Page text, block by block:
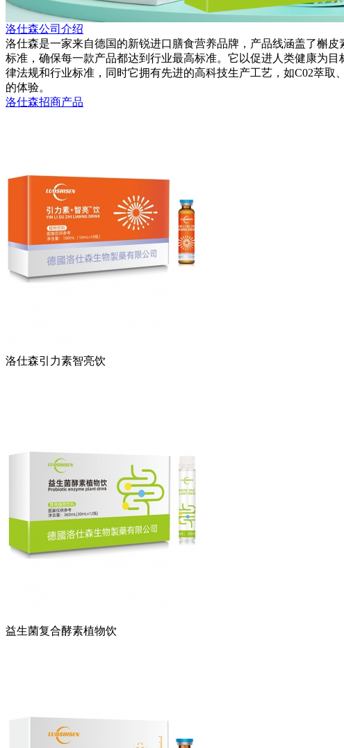
洛仕森公司介绍
洛仕森是一家来自德国的新锐进口膳食营养品牌，产品线涵盖了槲
标准，确保每一款产品都达到行业最高标准。它以促进人类健康为
律法规和行业标准，同时它拥有先进的高科技生产工艺，如C02萃
的体验。
洛仕森招商产品
洛仕森引力素智亮饮
益生菌复合酵素植物饮